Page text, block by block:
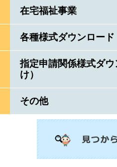
在宅福祉事業
各種様式ダウンロード
指定申請関係様式ダ
け）
その他